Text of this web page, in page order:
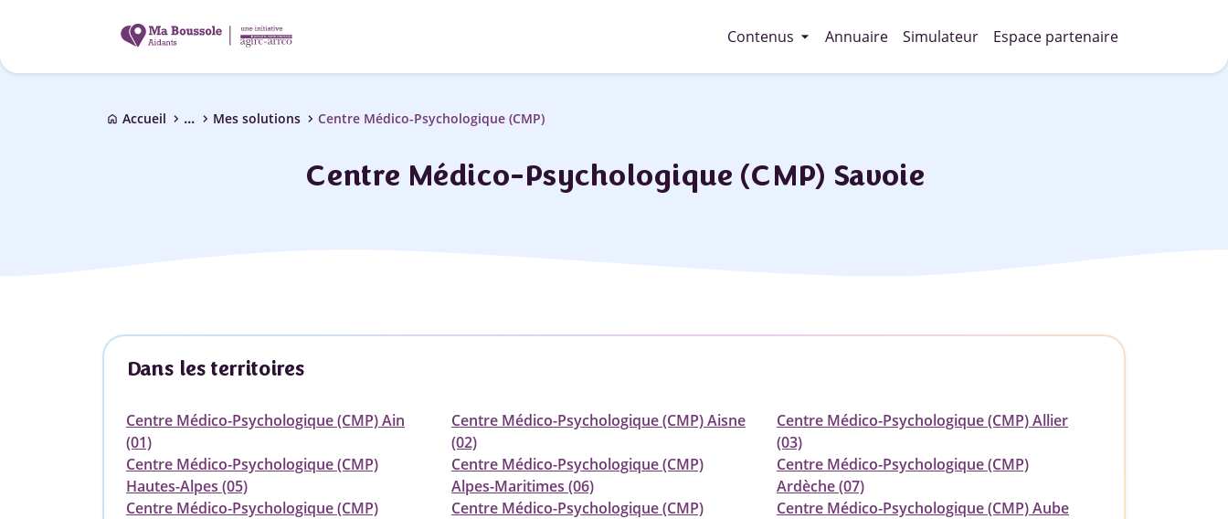
Contenus arrow_drop_down Annuaire Simulateur Espace partenaire
home Accueil chevron_right ... chevron_right Mes solutions chevron_right Centre Médico-Psychologique (CMP)
Centre Médico-Psychologique (CMP) Savoie
Dans les territoires
Centre Médico-Psychologique (CMP) Ain
(01)
Centre Médico-Psychologique (CMP) Aisne
(02)
Centre Médico-Psychologique (CMP) Allier
(03)
Centre Médico-Psychologique (CMP)
Hautes-Alpes (05)
Centre Médico-Psychologique (CMP)
Alpes-Maritimes (06)
Centre Médico-Psychologique (CMP)
Ardèche (07)
Centre Médico-Psychologique (CMP)
Centre Médico-Psychologique (CMP)
Centre Médico-Psychologique (CMP) Aube